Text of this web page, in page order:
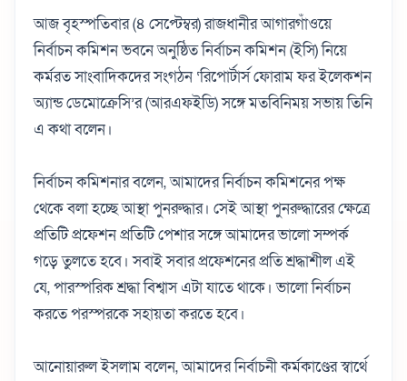
আজ বৃহস্পতিবার (৪ সেপ্টেম্বর) রাজধানীর আগারগাঁওয়ে
নির্বাচন কমিশন ভবনে অনুষ্ঠিত নির্বাচন কমিশন (ইসি) নিয়ে
কর্মরত সাংবাদিকদের সংগঠন ‘রিপোর্টার্স ফোরাম ফর ইলেকশন
অ্যান্ড ডেমোক্রেসি’র (আরএফইডি) সঙ্গে মতবিনিময় সভায় তিনি
এ কথা বলেন।
নির্বাচন কমিশনার বলেন, আমাদের নির্বাচন কমিশনের পক্ষ
থেকে বলা হচ্ছে আস্থা পুনরুদ্ধার। সেই আস্থা পুনরুদ্ধারের ক্ষেত্রে
প্রতিটি প্রফেশন প্রতিটি পেশার সঙ্গে আমাদের ভালো সম্পর্ক
গড়ে তুলতে হবে। সবাই সবার প্রফেশনের প্রতি শ্রদ্ধাশীল এই
যে, পারস্পরিক শ্রদ্ধা বিশ্বাস এটা যাতে থাকে। ভালো নির্বাচন
করতে পরস্পরকে সহায়তা করতে হবে।
আনোয়ারুল ইসলাম বলেন, আমাদের নির্বাচনী কর্মকাণ্ডের স্বার্থে